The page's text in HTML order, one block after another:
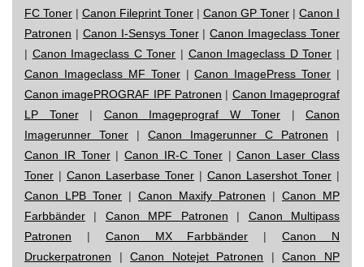
FC Toner | Canon Fileprint Toner | Canon GP Toner | Canon I
Patronen | Canon I-Sensys Toner|Canon Imageclass Toner
| Canon Imageclass C Toner | Canon Imageclass D Toner |
Canon Imageclass MF Toner|Canon ImagePress Toner |
Canon imagePROGRAF IPF Patronen | Canon Imageprograf
LP Toner| Canon Imageprograf W Toner | Canon
Imagerunner Toner | Canon Imagerunner C Patronen |
Canon IR Toner|Canon IR-C Toner|Canon Laser Class
Toner | Canon Laserbase Toner | Canon Lasershot Toner |
Canon LPB Toner | Canon Maxify Patronen | Canon MP
Farbbänder | Canon MPF Patronen | Canon Multipass
Patronen | Canon MX Farbbänder |Canon N
Druckerpatronen |Canon Notejet Patronen |Canon NP